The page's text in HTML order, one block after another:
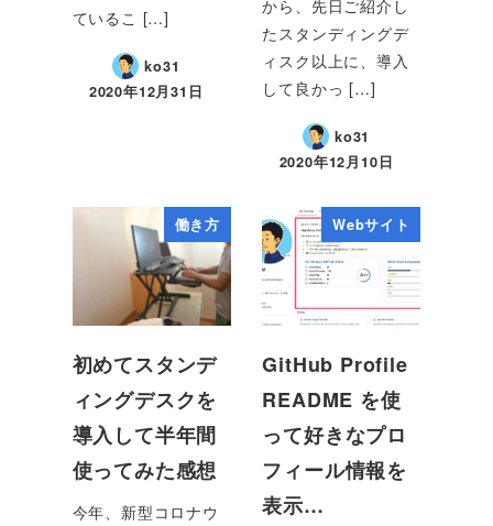
ているこ […]
ko31
2020年12月31日
から、先日ご紹介し
たスタンディングデ
ィスク以上に、導入
して良かっ […]
ko31
2020年12月10日
働き方
初めてスタンデ
ィングデスクを
導入して半年間
使ってみた感想
今年、新型コロナウ
Webサイト
GitHub Profile
README を使
って好きなプロ
フィール情報を
表示…